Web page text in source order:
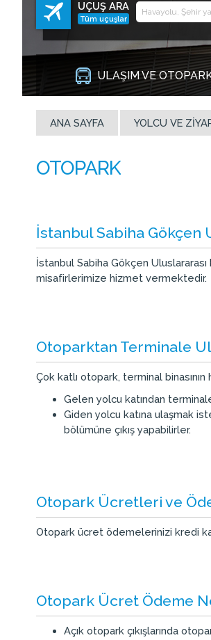
UÇUŞ ARA
Tüm uçuşlar
ULAŞIM VE
ANA SAYFA YOLCU VE
İstanbul Sabiha Gökçen
İstanbul Sabiha Gökçen
misafirlerimize hizmet vermektedir.
Otoparktan Terminale
Çok katlı otopark, terminal
Gelen yolcu katından
Giden yolcu katına ulaşmak
bölümüne çıkış yapabilirler.
Otopark Ücretleri ve
Otopark ücret ödemelerinizi kredi
Otopark Ücret Ödeme
Açık otopark çıkışlarında